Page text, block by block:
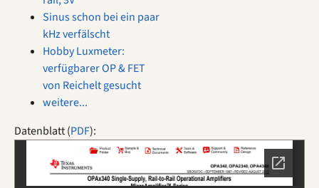
Sinus schon bei ein paar
kHz verfälscht
Hobby Luxmeter:
verfügbarer OP & FET
von Reichelt gesucht
weitere...
Datenblatt (PDF):